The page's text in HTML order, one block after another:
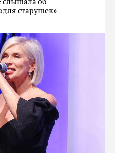
слышала об
старушек»